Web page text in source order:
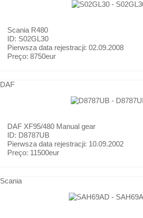
Scania R480
ID: S02GL30
Pierwsza data rejestracji: 02.09.2008
Preço: 8750eur
DAF
DAF XF95/480 Manual gear
ID: D8787UB
Pierwsza data rejestracji: 10.09.2002
Preço: 11500eur
Scania